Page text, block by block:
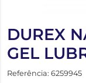
DUREX
GEL
Referência: 6259945